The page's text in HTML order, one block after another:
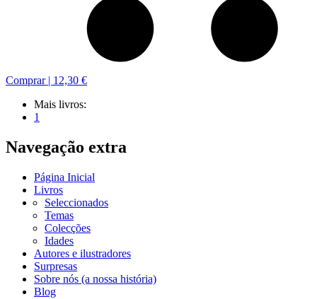
Comprar | 12,30 €
Mais livros:
1
Navegação extra
Página Inicial
Livros
Seleccionados
Temas
Colecções
Idades
Autores e ilustradores
Surpresas
Sobre nós (a nossa história)
Blog